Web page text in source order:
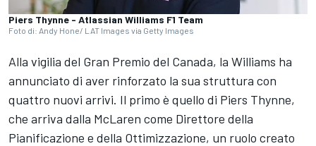
Piers Thynne - Atlassian Williams F1 Team
Foto di: Andy Hone/ LAT Images via Getty Images
Alla vigilia del Gran Premio del Canada, la Williams ha
annunciato di aver rinforzato la sua struttura con
quattro nuovi arrivi. Il primo è quello di Piers Thynne,
che arriva dalla McLaren come Direttore della
Pianificazione e della Ottimizzazione, un ruolo creato